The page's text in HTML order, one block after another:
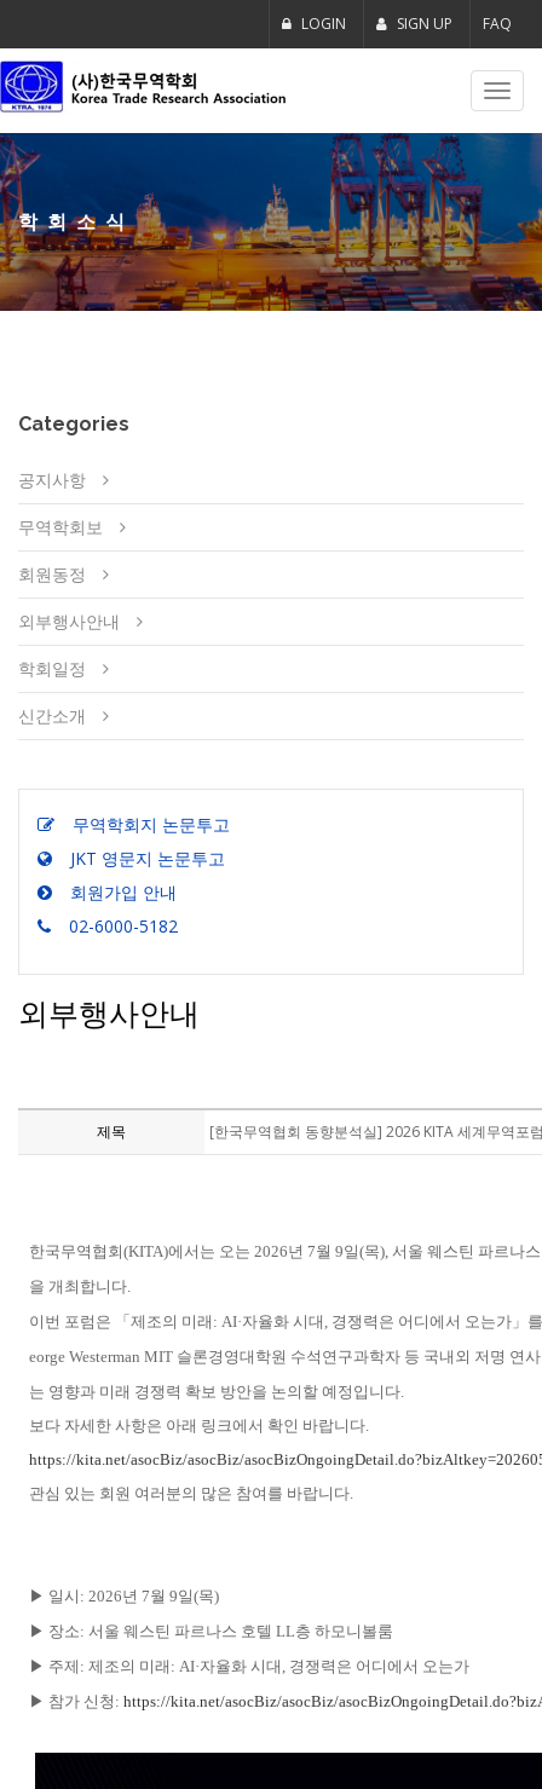
LOGIN SIGN UP FAQ
학회소식
Categories
공지사항
무역학회보
회원동정
외부행사안내
학회일정
신간소개
무역학회지 논문투고
JKT 영문지 논문투고
회원가입 안내
02-6000-5182
외부행사안내
제목 [한국무역협회 동향분석실] 2026 KITA 세계무역포
한국무역협회(KITA)에서는 오는 2026년 7월 9일(목), 서울 웨스틴 파르나
을 개최합니다.
이번 포럼은 「제조의 미래: AI·자율화 시대, 경쟁력은 어디에서 오는가」
eorge Westerman MIT 슬론경영대학원 수석연구과학자 등 국내외 저명
는 영향과 미래 경쟁력 확보 방안을 논의할 예정입니다.
보다 자세한 사항은 아래 링크에서 확인 바랍니다.
https://kita.net/asocBiz/asocBiz/
관심 있는 회원 여러분의 많은 참여를 바랍니다.
▶ 일시: 2026년 7월 9일(목)
▶ 장소: 서울 웨스틴 파르나스 호텔 LL층 하모니볼룸
▶ 주제: 제조의 미래: AI·자율화 시대, 경쟁력은 어디에서 오는가
▶ 참가 신청: https://kita.net/asocBiz/asocBiz/